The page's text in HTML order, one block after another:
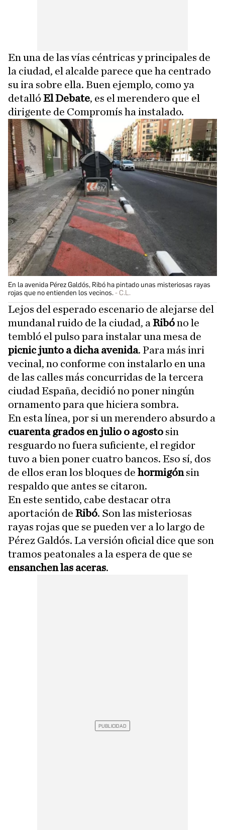
En una de las vías céntricas y principales de
la ciudad, el alcalde parece que ha centrado
su ira sobre ella. Buen ejemplo, como ya
detalló El Debate, es el merendero que el
dirigente de Compromís ha instalado.
En la avenida Pérez Galdós, Ribó ha pintado unas misteriosas rayas
rojas que no entienden los vecinos.
C.L.
Lejos del esperado escenario de alejarse del
mundanal ruido de la ciudad, a Ribóno le
tembló el pulso para instalar una mesa de
picnic junto a dicha avenida. Para más inri
vecinal, no conforme con instalarlo en una
de las calles más concurridas de la tercera
ciudad España, decidió no poner ningún
ornamento para que hiciera sombra.
En esta línea, por si un merendero absurdo a
cuarenta grados en julio o agosto sin
resguardo no fuera suficiente, el regidor
tuvo a bien poner cuatro bancos. Eso sí, dos
de ellos eran los bloques de hormigónsin
respaldo que antes se citaron.
En este sentido, cabe destacar otra
aportación de Ribó. Son las misteriosas
rayas rojas que se pueden ver a lo largo de
Pérez Galdós. La versión oficial dice que son
tramos peatonales a la espera de que se
ensanchen las aceras.